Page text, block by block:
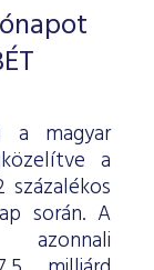
a magyar
a
során. A